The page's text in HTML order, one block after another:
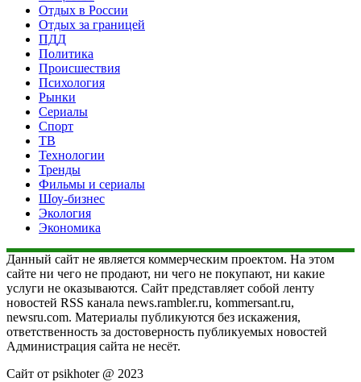
Отдых в России
Отдых за границей
ПДД
Политика
Происшествия
Психология
Рынки
Сериалы
Спорт
ТВ
Технологии
Тренды
Фильмы и сериалы
Шоу-бизнес
Экология
Экономика
Данный сайт не является коммерческим проектом. На этом
сайте ни чего не продают, ни чего не покупают, ни какие
услуги не оказываются. Сайт представляет собой ленту
новостей RSS канала news.rambler.ru, kommersant.ru,
newsru.com. Материалы публикуются без искажения,
ответственность за достоверность публикуемых новостей
Администрация сайта не несёт.
Сайт от psikhoter @ 2023